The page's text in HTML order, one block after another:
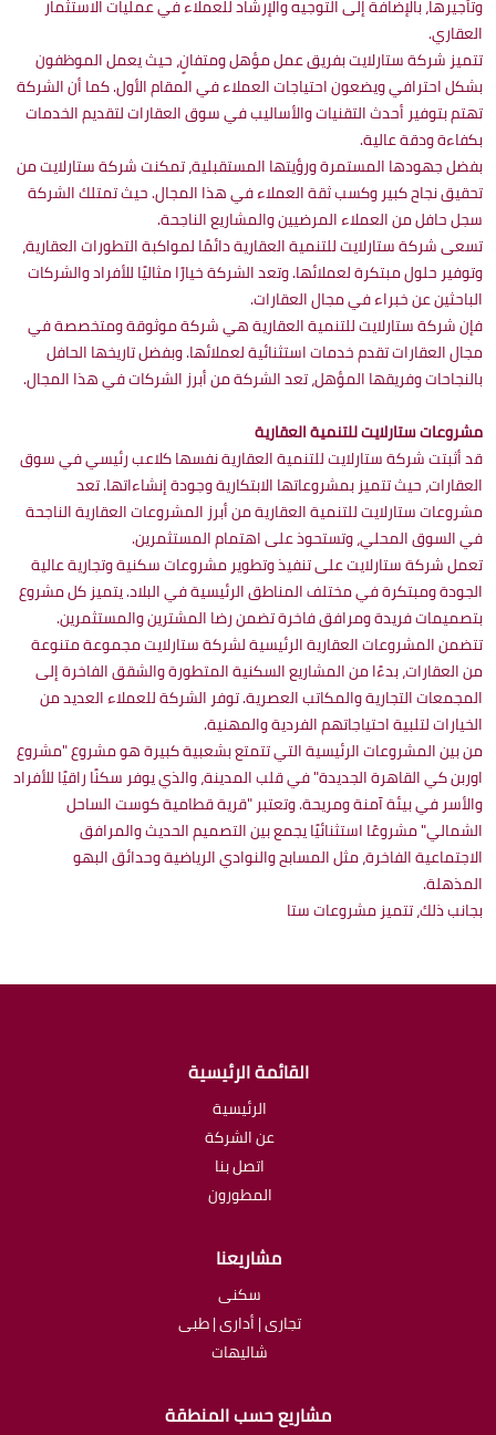
وتأجيرها، بالإضافة إلى التوجيه والإرشاد للعملاء في عمليات الاستثمار
العقاري.
تتميز شركة ستارلايت بفريق عمل مؤهل ومتفانٍ، حيث يعمل الموظفون
بشكل احترافي ويضعون احتياجات العملاء في المقام الأول. كما أن الشركة
تهتم بتوفير أحدث التقنيات والأساليب في سوق العقارات لتقديم الخدمات
بكفاءة ودقة عالية.
بفضل جهودها المستمرة ورؤيتها المستقبلية، تمكنت شركة ستارلايت من
تحقيق نجاح كبير وكسب ثقة العملاء في هذا المجال. حيث تمتلك الشركة
سجل حافل من العملاء المرضيين والمشاريع الناجحة.
تسعى شركة ستارلايت للتنمية العقارية دائمًا لمواكبة التطورات العقارية،
وتوفير حلول مبتكرة لعملائها. وتعد الشركة خيارًا مثاليًا للأفراد والشركات
الباحثين عن خبراء في مجال العقارات.
فإن شركة ستارلايت للتنمية العقارية هي شركة موثوقة ومتخصصة في
مجال العقارات تقدم خدمات استثنائية لعملائها. وبفضل تاريخها الحافل
بالنجاحات وفريقها المؤهل، تعد الشركة من أبرز الشركات في هذا المجال.
مشروعات ستارلايت للتنمية العقارية
قد أثبتت شركة ستارلايت للتنمية العقارية نفسها كلاعب رئيسي في سوق
العقارات، حيث تتميز بمشروعاتها الابتكارية وجودة إنشاءاتها. تعد
مشروعات ستارلايت للتنمية العقارية من أبرز المشروعات العقارية الناجحة
في السوق المحلي، وتستحوذ على اهتمام المستثمرين.
تعمل شركة ستارلايت على تنفيذ وتطوير مشروعات سكنية وتجارية عالية
الجودة ومبتكرة في مختلف المناطق الرئيسية في البلاد. يتميز كل مشروع
بتصميمات فريدة ومرافق فاخرة تضمن رضا المشترين والمستثمرين.
تتضمن المشروعات العقارية الرئيسية لشركة ستارلايت مجموعة متنوعة
من العقارات، بدءًا من المشاريع السكنية المتطورة والشقق الفاخرة إلى
المجمعات التجارية والمكاتب العصرية. توفر الشركة للعملاء العديد من
الخيارات لتلبية احتياجاتهم الفردية والمهنية.
من بين المشروعات الرئيسية التي تتمتع بشعبية كبيرة هو مشروع "مشروع
اوربن كي القاهرة الجديدة" في قلب المدينة، والذي يوفر سكنًا راقيًا للأفراد
والأسر في بيئة آمنة ومريحة. وتعتبر "قرية قطامية كوست الساحل
الشمالي" مشروعًا استثنائيًا يجمع بين التصميم الحديث والمرافق
الاجتماعية الفاخرة، مثل المسابح والنوادي الرياضية وحدائق البهو
المذهلة.
بجانب ذلك، تتميز مشروعات ستا
القائمة الرئيسية
الرئيسية
عن الشركة
اتصل بنا
المطورون
مشاريعنا
سكنى
تجارى | أدارى | طبى
شاليهات
مشاريع حسب المنطقة